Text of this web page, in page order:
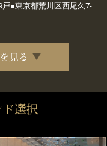
■東京都荒川区西尾久7-
見る
選択